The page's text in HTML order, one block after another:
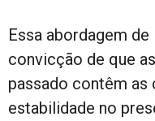
Essa abordagem
convicção de que
passado contêm as
estabilidade no